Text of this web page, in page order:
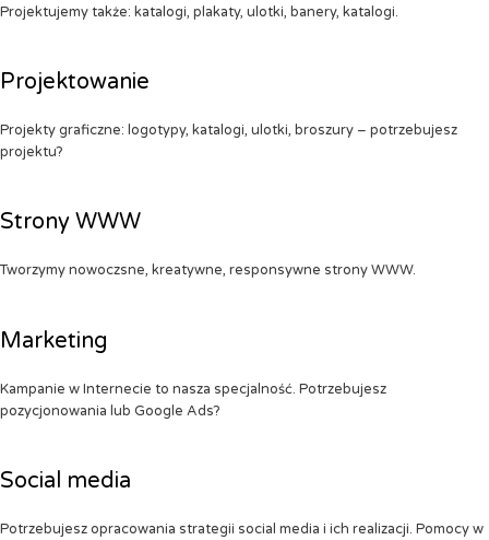
Projektujemy także: katalogi, plakaty, ulotki, banery, katalogi.
Projektowanie
Projekty graficzne: logotypy, katalogi, ulotki, broszury – potrzebujesz
projektu?
Strony WWW
Tworzymy nowoczsne, kreatywne, responsywne strony WWW.
Marketing
Kampanie w Internecie to nasza specjalność. Potrzebujesz
pozycjonowania lub Google Ads?
Social media
Potrzebujesz opracowania strategii social media i ich realizacji. Pomocy w